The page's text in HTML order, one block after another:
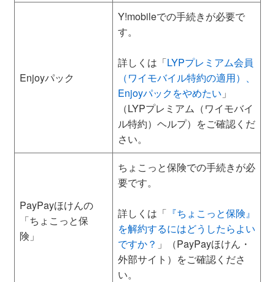
Enjoyパック
Y!mobileでの手続きが必要で
す。
詳しくは「LYPプレミアム会員
（ワイモバイル特約の適用）、
Enjoyパックをやめたい 」
（LYPプレミアム（ワイモバイ
ル特約）ヘルプ）をご確認くだ
さい。
PayPayほけんの
「ちょこっと保
険」
ちょこっと保険での手続きが必
要です。
詳しくは「 『ちょこっと保険』
を解約するにはどうしたらよい
ですか？ 」（PayPayほけん・
外部サイト）をご確認くださ
い。